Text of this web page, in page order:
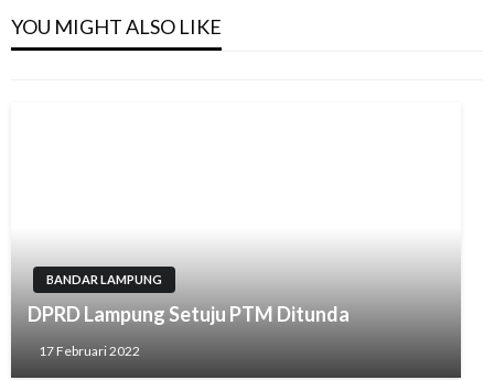
YOU MIGHT ALSO LIKE
Indomaret Fun Run 2024 di Lapangan Saburai
28 Juli 2024
BANDAR LAMPUNG
DPRD Lampung Setuju PTM Ditunda
17 Februari 2022